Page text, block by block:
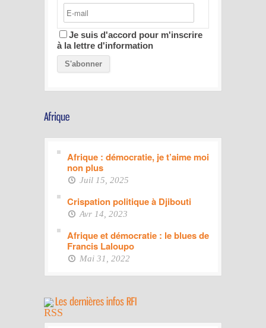
Je suis d'accord pour m'inscrire
à la lettre d'information
Afrique : démocratie, je t’aime moi
non plus
Juil 15, 2025
Crispation politique à Djibouti
Avr 14, 2023
Afrique et démocratie : le blues de
Francis Laloupo
Mai 31, 2022